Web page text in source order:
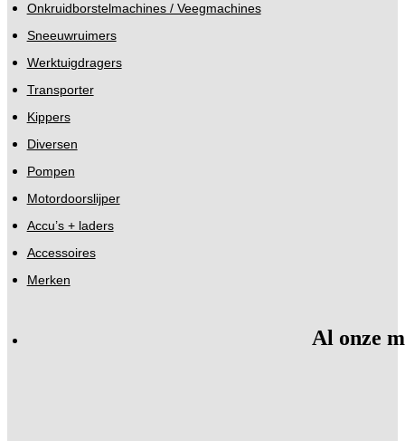
Onkruidborstelmachines / Veegmachines
Sneeuwruimers
Werktuigdragers
Transporter
Kippers
Diversen
Pompen
Motordoorslijper
Accu’s + laders
Accessoires
Merken
Al onze